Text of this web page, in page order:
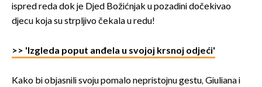
ispred reda dok je Djed Božićnjak u pozadini dočekivao
djecu koja su strpljivo čekala u redu!
>> 'Izgleda poput anđela u svojoj krsnoj odjeći'
Kako bi objasnili svoju pomalo nepristojnu gestu, Giuliana i